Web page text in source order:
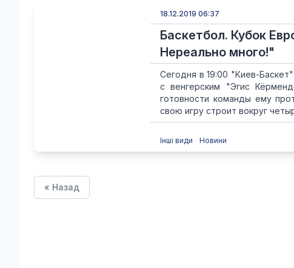
18.12.2019 06:37
Баскетбол. Кубок
Нереально много!"
Сегодня в 19:00 "Киев-
с венгерским "Эгис
готовности команды ему
свою игру строит вокруг
Інші види Новини
« Назад